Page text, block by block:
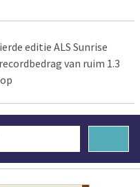
editie ALS Sunrise
van ruim 1.3